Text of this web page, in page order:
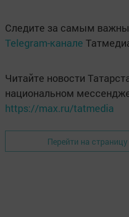
Следите за самым
Telegram-канале
Читайте новости
национальном
https://max.ru/tatmedia
Перейти на